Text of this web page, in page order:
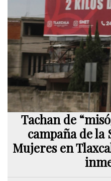
Tachan de
campaña de la
Mujeres en